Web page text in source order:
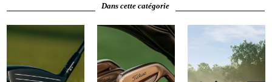
Dans cette catégorie